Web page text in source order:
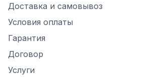
Доставка и самовывоз
Условия оплаты
Гарантия
Договор
Услуги